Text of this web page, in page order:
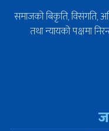
समाजको बिकृति, विसंगति,
तथा न्यायको पक्षमा